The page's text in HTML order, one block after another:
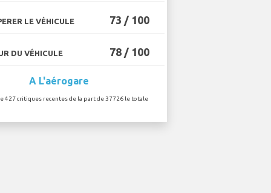
LE VÉHICULE 73 / 100
DU VÉHICULE 78 / 100
A L'aérogare
427 critiques recentes de la part de 37726 le totale